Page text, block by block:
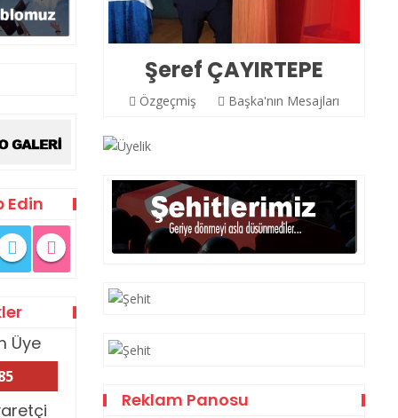
Edin
Üye
Şeref ÇAYIRTEPE
Özgeçmiş Başka'nın Mesajları
Reklam Panosu